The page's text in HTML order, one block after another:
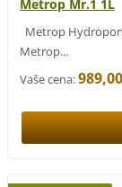
Metrop Mr.1 1L
Metrop
Metrop...
Vaše cena: